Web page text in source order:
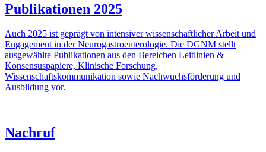
Publikationen 2025
Auch 2025 ist geprägt von intensiver wissen­schaft­licher Arbeit und
Engagement in der Neuro­gastro­enterologie. Die DGNM stellt
ausgewählte Publikationen aus den Bereichen Leitlinien &
Konsensuspapiere, Klinische Forschung,
Wissenschaftskommunikation sowie Nachwuchsförderung und
Ausbildung vor.
Nachruf